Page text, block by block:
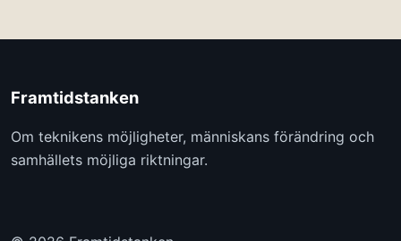
Framtidstanken
Om teknikens möjligheter, människans förändring och
samhällets möjliga riktningar.